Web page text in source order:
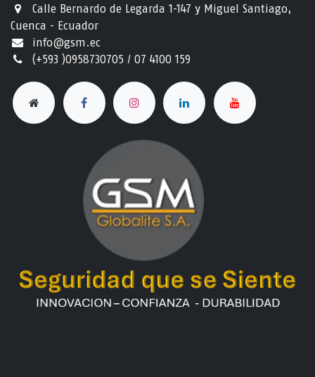
Calle Bernardo de Legarda 1-147 y Miguel Santiago,
Cuenca - Ecuador
info@gsm.ec​
(+593 )0958730705 / 07 4100 159